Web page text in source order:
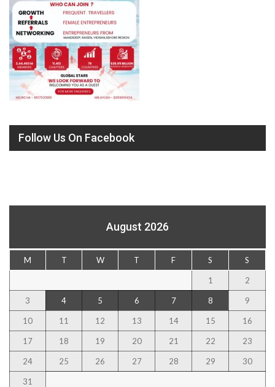
Follow Us On Facebook
August 2026
M T W T F S S
1 2
3 4 5 6 7 8 9
10 11 12 13 14 15 16
17 18 19 20 21 22 23
24 25 26 27 28 29 30
31